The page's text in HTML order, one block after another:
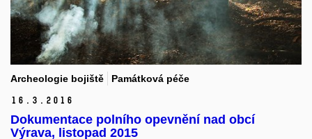
Archeologie bojiště Památková péče
16. 3. 2016
Dokumentace polního opevnění nad obcí
Výrava, listopad 2015